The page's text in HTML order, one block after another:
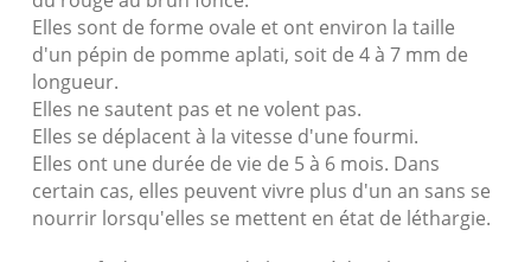
Elles sont de forme ovale et ont environ la taille
d'un pépin de pomme aplati, soit de 4 à 7 mm de
longueur.
Elles ne sautent pas et ne volent pas.
Elles se déplacent à la vitesse d'une fourmi.
Elles ont une durée de vie de 5 à 6 mois. Dans
certain cas, elles peuvent vivre plus d'un an sans se
nourrir lorsqu'elles se mettent en état de léthargie.